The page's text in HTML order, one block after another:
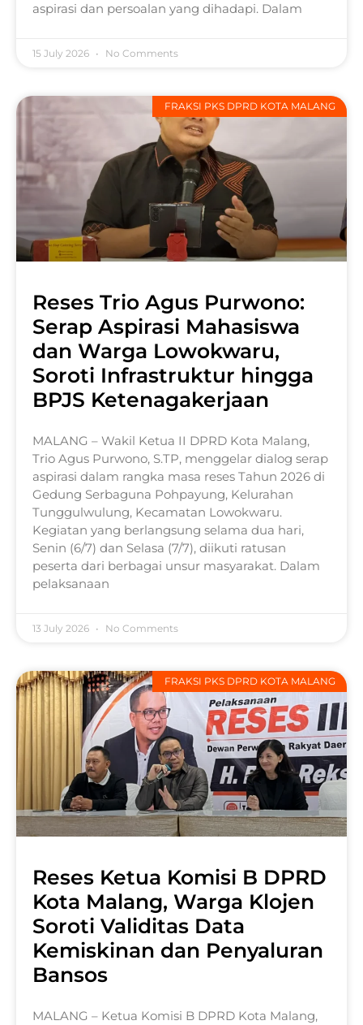
aspirasi dan persoalan yang dihadapi. Dalam
15 July 2026 No Comments
FRAKSI PKS DPRD KOTA MALANG
Reses Trio Agus Purwono:
Serap Aspirasi Mahasiswa
dan Warga Lowokwaru,
Soroti Infrastruktur hingga
BPJS Ketenagakerjaan
MALANG – Wakil Ketua II DPRD Kota Malang,
Trio Agus Purwono, S.TP, menggelar dialog serap
aspirasi dalam rangka masa reses Tahun 2026 di
Gedung Serbaguna Pohpayung, Kelurahan
Tunggulwulung, Kecamatan Lowokwaru.
Kegiatan yang berlangsung selama dua hari,
Senin (6/7) dan Selasa (7/7), diikuti ratusan
peserta dari berbagai unsur masyarakat. Dalam
pelaksanaan
13 July 2026 No Comments
FRAKSI PKS DPRD KOTA MALANG
Reses Ketua Komisi B DPRD
Kota Malang, Warga Klojen
Soroti Validitas Data
Kemiskinan dan Penyaluran
Bansos
MALANG – Ketua Komisi B DPRD Kota Malang,